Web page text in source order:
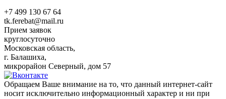
+7 499 130 67 64
tk.ferebat@mail.ru
Прием заявок
круглосуточно
Московская область,
г. Балашиха,
микрорайон Северный, дом 57
Обращаем Ваше внимание на то, что данный интернет-сайт
носит исключительно информационный характер и ни при